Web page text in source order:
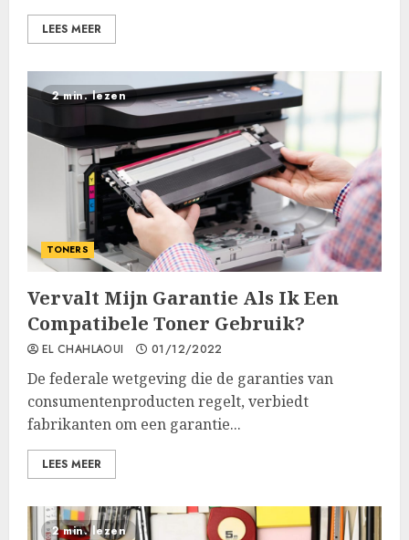
LEES MEER
2 min. lezen
TONERS
Vervalt Mijn Garantie Als Ik Een
Compatibele Toner Gebruik?
EL CHAHLAOUI 01/12/2022
De federale wetgeving die de garanties van
consumentenproducten regelt, verbiedt
fabrikanten om een garantie...
LEES MEER
2 min. lezen